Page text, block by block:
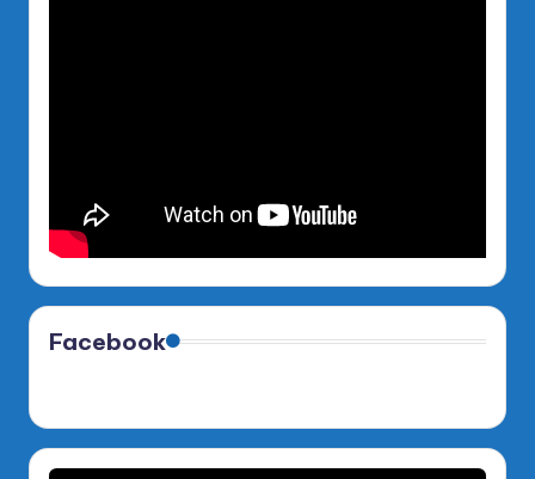
Facebook